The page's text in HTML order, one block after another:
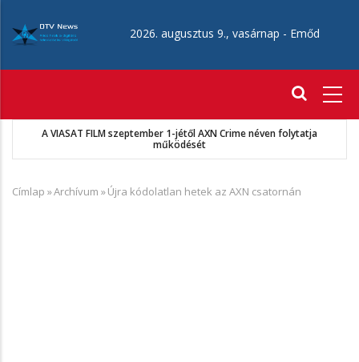
tartalomra
2026. augusztus 9., vasárnap - Emőd
A VIASAT FILM szeptember 1-jétől AXN Crime néven folytatja
működését
Morzsa
Címlap »Archívum »Újra kódolatlan hetek az AXN csatornán